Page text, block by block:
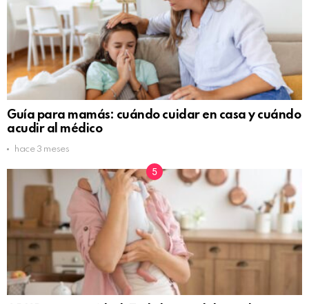
Guía para mamás: cuándo cuidar en casa y cuándo
acudir al médico
hace 3 meses